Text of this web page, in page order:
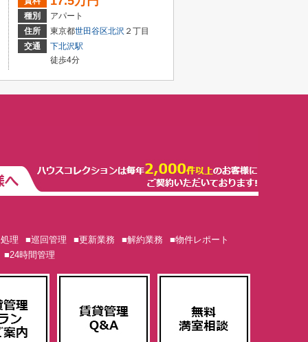
種別
アパート
住所
東京都世田谷区北沢 ２丁目
交通
下北沢駅
徒歩4分
理 ■巡回管理 ■更新業務 ■解約業務
■物件レポート
■24時間管理